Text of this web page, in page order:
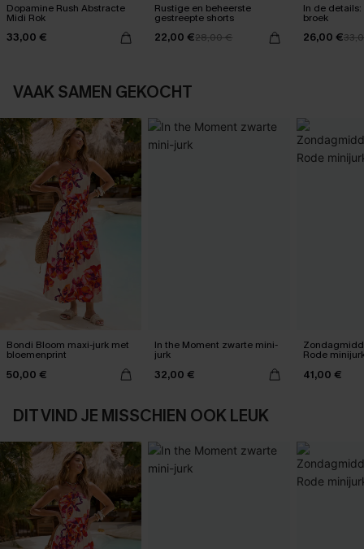
Dopamine Rush Abstracte
Midi Rok
33,00 €
Rustige en beheerste
gestreepte shorts
22,00 €28,00 €
In de details:
broek
26,00 €
VAAK SAMEN GEKOCHT
Bondi Bloom maxi-jurk met
bloemenprint
50,00 €
In the Moment zwarte mini-
jurk
32,00 €
Rode
41,00 €
DIT VIND JE MISSCHIEN OOK LEUK